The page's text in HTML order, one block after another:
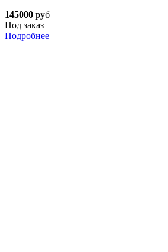
145000 руб
Под заказ
Подробнее